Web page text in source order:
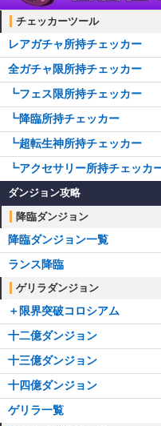
チェッカーツール
レアガチャ所持チェッカー
全ガチャ限所持チェッカー
┗フェス限所持チェッカー
┗降臨所持チェッカー
┗超転生神所持チェッカー
┗アクセサリー所持チェッカ
ダンジョン攻略
降臨ダンジョン
降臨ダンジョン一覧
ランス降臨
ゲリラダンジョン
＋限界突破コロシアム
十二億ダンジョン
十三億ダンジョン
十四億ダンジョン
ゲリラ一覧